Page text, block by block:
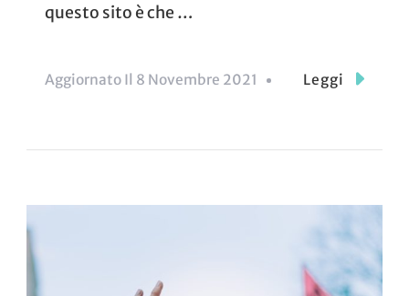
questo sito è che …
Aggiornato Il 8 Novembre 2021 Leggi